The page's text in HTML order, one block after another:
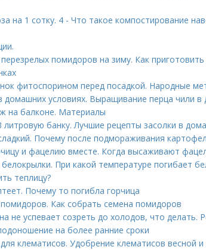
на 1 сотку. 4 - Что такое компостирование
помидоров на зиму. Как
фитоспорином перед посадкой. Народные
домашних условиях. Выращивание перца чили в
на балконе. Материалы
литровую банку. Лучшие рецепты засолки в
Почему после подмораживания
и фацелию вместе. Когда высаживают
При какой температуре погибает
теплицу?
Почему то погибла горчица
Как собрать семена помидоров
не успевает созреть до холодов, что делать.
на более ранние сроки
клематисов. Удобрение клематисов весной